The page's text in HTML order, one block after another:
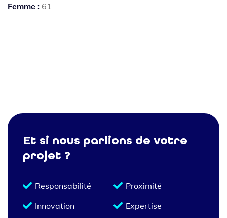
Femme : 61
Et si nous parlions de votre
projet ?
Responsabilité
Proximité
Innovation
Expertise